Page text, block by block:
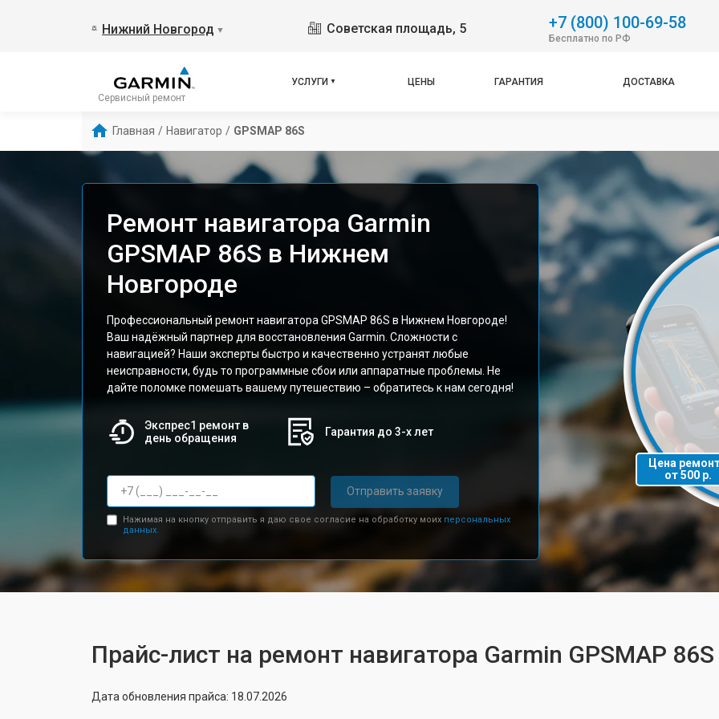
Нижний Новгород ▼ Советская площадь, 5 +7 (800) 100-69-58
Бесплатно по РФ
Сервисный ремонт
УСЛУГИ ЦЕНЫ ГАРАНТИЯ ДОСТАВКА
Главная / Навигатор / GPSMAP 86S
Ремонт навигатора Garmin
GPSMAP 86S в Нижнем
Новгороде
Профессиональный ремонт навигатора GPSMAP 86S в Нижнем Новгороде!
Ваш надёжный партнер для восстановления Garmin. Сложности с
навигацией? Наши эксперты быстро и качественно устранят любые
неисправности, будь то программные сбои или аппаратные проблемы. Не
дайте поломке помешать вашему путешествию – обратитесь к нам сегодня!
Экспрес1 ремонт в
день обращения
Гарантия до 3-х лет
Отправить заявку
Нажимая на кнопку отправить я даю свое согласие на обработку моих персональных
данных.
Цена
от 500 р.
Прайс-лист на ремонт навигатора Garmin GPSMAP 86S
Дата обновления прайса: 18.07.2026